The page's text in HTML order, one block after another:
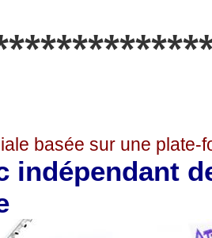
basée sur une plate-
indépendant